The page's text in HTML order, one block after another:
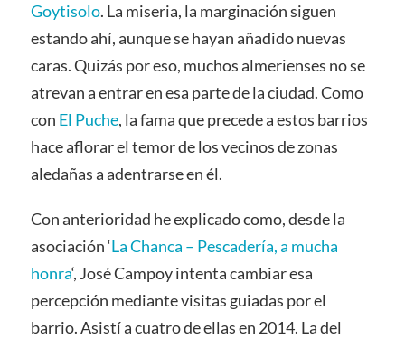
Goytisolo. La miseria, la marginación siguen
estando ahí, aunque se hayan añadido nuevas
caras. Quizás por eso, muchos almerienses no se
atrevan a entrar en esa parte de la ciudad. Como
con El Puche, la fama que precede a estos barrios
hace aflorar el temor de los vecinos de zonas
aledañas a adentrarse en él.
Con anterioridad he explicado como, desde la
asociación ‘La Chanca – Pescadería, a mucha
honra‘, José Campoy intenta cambiar esa
percepción mediante visitas guiadas por el
barrio. Asistí a cuatro de ellas en 2014. La del